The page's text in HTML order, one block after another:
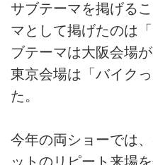
サブテーマを掲げる
マとして掲げたのは
ブテーマは大阪会場
東京会場は「バイク
た。
今年の両ショーでは
ットのリピート来場